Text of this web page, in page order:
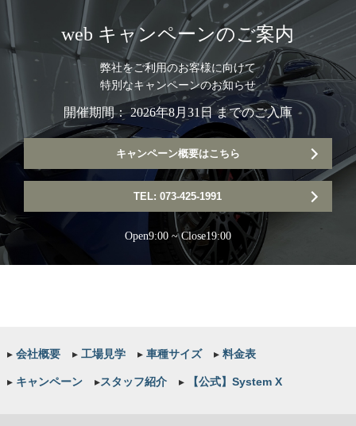
web キャンペーンのご案内
弊社をご利用のお客様に向けて
特別なキャンペーンのお知らせ
開催期間： 2026年8月31日 までのご入庫
キャンペーン概要はこちら
TEL: 073-425-1991
Open9:00 ~ Close19:00
▸会社概要 ▸工場見学 ▸車種サイズ ▸料金表
▸キャンペーン ▸スタッフ紹介 ▸【公式】System X